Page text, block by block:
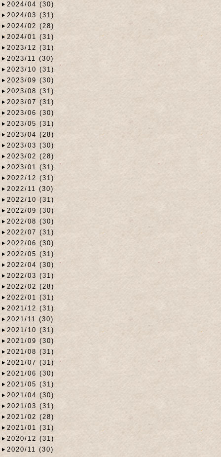
2024/04 (30)
2024/03 (31)
2024/02 (28)
2024/01 (31)
2023/12 (31)
2023/11 (30)
2023/10 (31)
2023/09 (30)
2023/08 (31)
2023/07 (31)
2023/06 (30)
2023/05 (31)
2023/04 (28)
2023/03 (30)
2023/02 (28)
2023/01 (31)
2022/12 (31)
2022/11 (30)
2022/10 (31)
2022/09 (30)
2022/08 (30)
2022/07 (31)
2022/06 (30)
2022/05 (31)
2022/04 (30)
2022/03 (31)
2022/02 (28)
2022/01 (31)
2021/12 (31)
2021/11 (30)
2021/10 (31)
2021/09 (30)
2021/08 (31)
2021/07 (31)
2021/06 (30)
2021/05 (31)
2021/04 (30)
2021/03 (31)
2021/02 (28)
2021/01 (31)
2020/12 (31)
2020/11 (30)